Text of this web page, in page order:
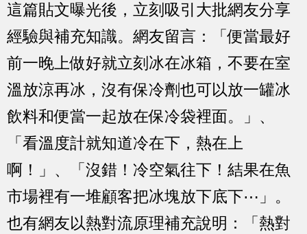
這篇貼文曝光後，立刻吸引大批網友分享
經驗與補充知識。網友留言：「便當最好
前一晚上做好就立刻冰在冰箱，不要在室
溫放涼再冰，沒有保冷劑也可以放一罐冰
飲料和便當一起放在保冷袋裡面。」、
「看溫度計就知道冷在下，熱在上
啊！」、「沒錯！冷空氣往下！結果在魚
市場裡有一堆顧客把冰塊放下底下⋯」。
也有網友以熱對流原理補充說明：「熱對